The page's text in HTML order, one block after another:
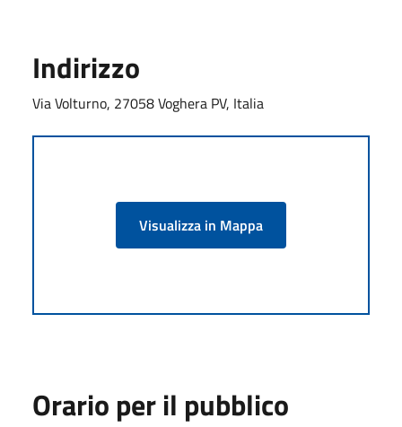
Indirizzo
Via Volturno, 27058 Voghera PV, Italia
Visualizza in Mappa
Orario per il pubblico